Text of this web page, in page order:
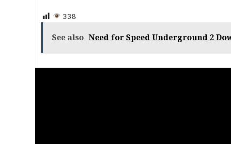
338
See also Need for Speed Underground 2